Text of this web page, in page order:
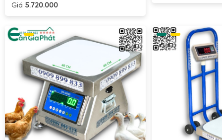
Giá 5.720.000